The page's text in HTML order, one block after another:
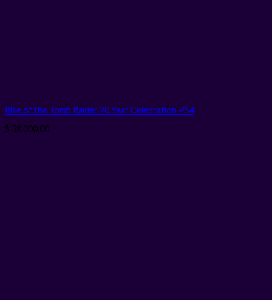
Rise of the Tomb Raider 20 Year Celebration PS4
$ 38.000,00